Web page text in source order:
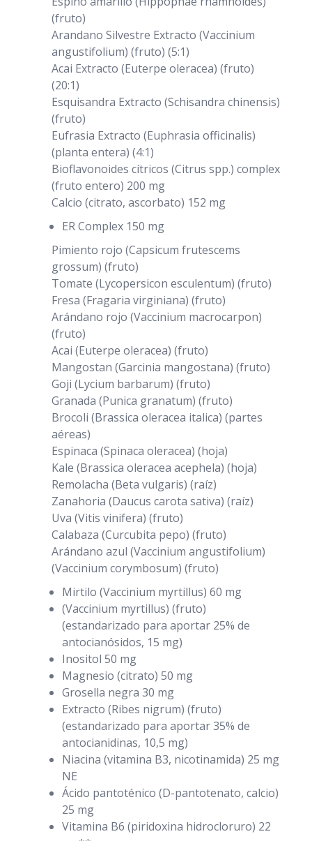
(fruto)
Arandano Silvestre Extracto (Vaccinium
angustifolium) (fruto) (5:1)
Acai Extracto (Euterpe oleracea) (fruto)
(20:1)
Esquisandra Extracto (Schisandra chinensis)
(fruto)
Eufrasia Extracto (Euphrasia officinalis)
(planta entera) (4:1)
Bioflavonoides cítricos (Citrus spp.) complex
(fruto entero) 200 mg
Calcio (citrato, ascorbato) 152 mg
ER Complex 150 mg
Pimiento rojo (Capsicum frutescems
grossum) (fruto)
Tomate (Lycopersicon esculentum) (fruto)
Fresa (Fragaria virginiana) (fruto)
Arándano rojo (Vaccinium macrocarpon)
(fruto)
Acai (Euterpe oleracea) (fruto)
Mangostan (Garcinia mangostana) (fruto)
Goji (Lycium barbarum) (fruto)
Granada (Punica granatum) (fruto)
Brocoli (Brassica oleracea italica) (partes
aéreas)
Espinaca (Spinaca oleracea) (hoja)
Kale (Brassica oleracea acephela) (hoja)
Remolacha (Beta vulgaris) (raíz)
Zanahoria (Daucus carota sativa) (raíz)
Uva (Vitis vinifera) (fruto)
Calabaza (Curcubita pepo) (fruto)
Arándano azul (Vaccinium angustifolium)
(Vaccinium corymbosum) (fruto)
Mirtilo (Vaccinium myrtillus) 60 mg
(Vaccinium myrtillus) (fruto)
(estandarizado para aportar 25% de
antocianósidos, 15 mg)
Inositol 50 mg
Magnesio (citrato) 50 mg
Grosella negra 30 mg
Extracto (Ribes nigrum) (fruto)
(estandarizado para aportar 35% de
antocianidinas, 10,5 mg)
Niacina (vitamina B3, nicotinamida) 25 mg
NE
Ácido pantoténico (D-pantotenato, calcio)
25 mg
Vitamina B6 (piridoxina hidrocloruro) 22